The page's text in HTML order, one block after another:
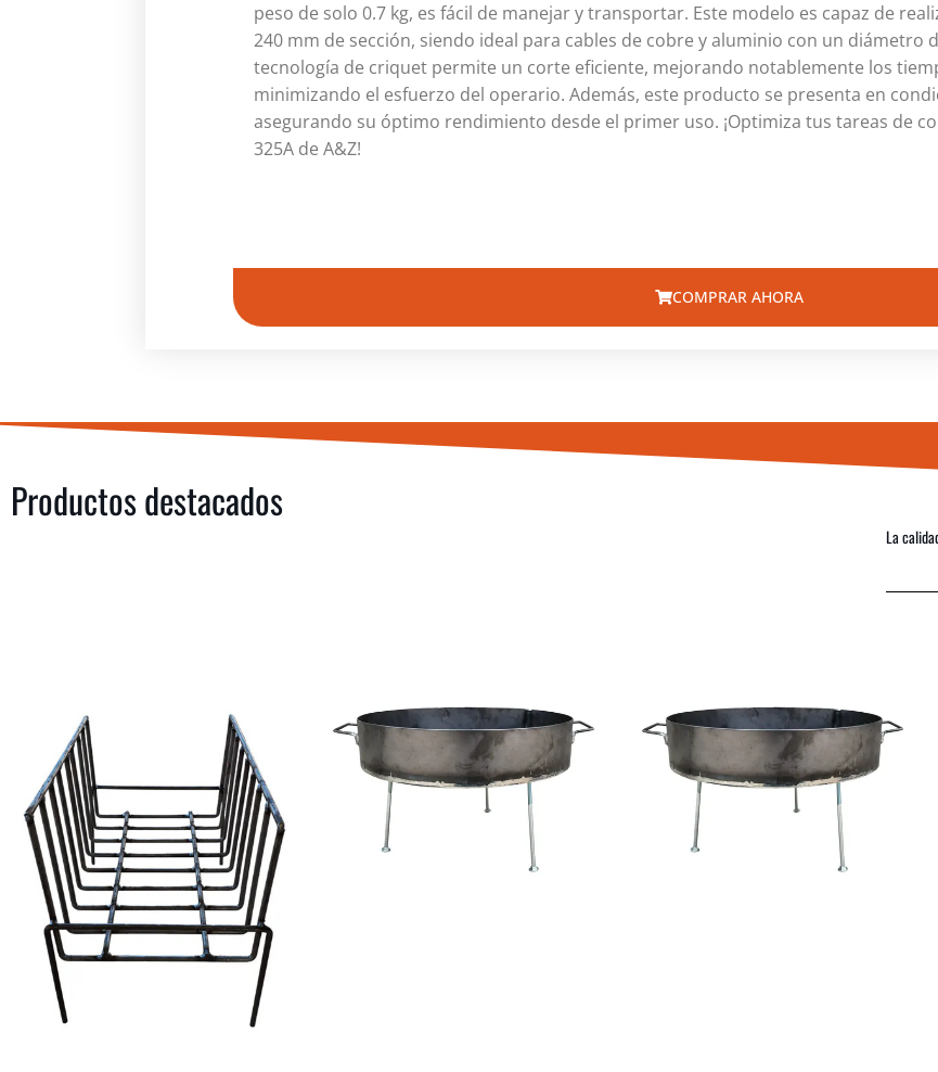
peso de solo 0.7 kg, es fácil de manejar y transportar. Este modelo es capaz de
240 mm de sección, siendo ideal para cables de cobre y aluminio con un diámetro
tecnología de criquet permite un corte eficiente, mejorando notablemente los
minimizando el esfuerzo del operario. Además, este producto se presenta en
asegurando su óptimo rendimiento desde el primer uso. ¡Optimiza tus tareas de
325A de A&Z!
COMPRAR AHORA
Productos destacados
La
COMPRAR
COMPRAR